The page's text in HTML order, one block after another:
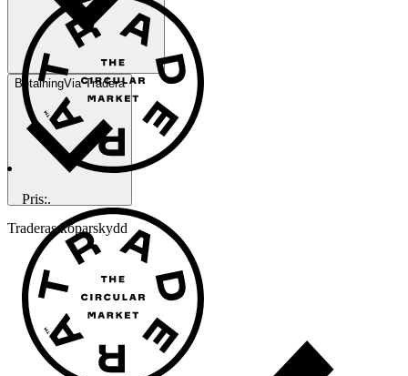
BetalningVia Tradera
Traderas köparskydd
Pris:.